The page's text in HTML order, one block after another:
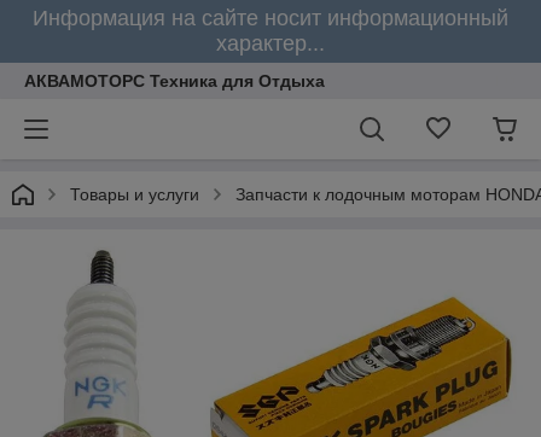
Информация на сайте носит информационный
характер...
АКВАМОТОРС Техника для Отдыха
Товары и услуги Запчасти к лодочным моторам